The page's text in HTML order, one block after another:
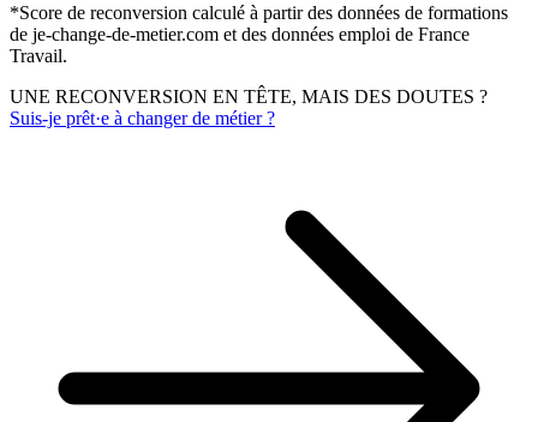
*Score de reconversion calculé à partir des données de formations
de je-change-de-metier.com et des données emploi de France
Travail.
UNE RECONVERSION EN TÊTE, MAIS DES DOUTES ?
Suis-je prêt·e à changer de métier ?